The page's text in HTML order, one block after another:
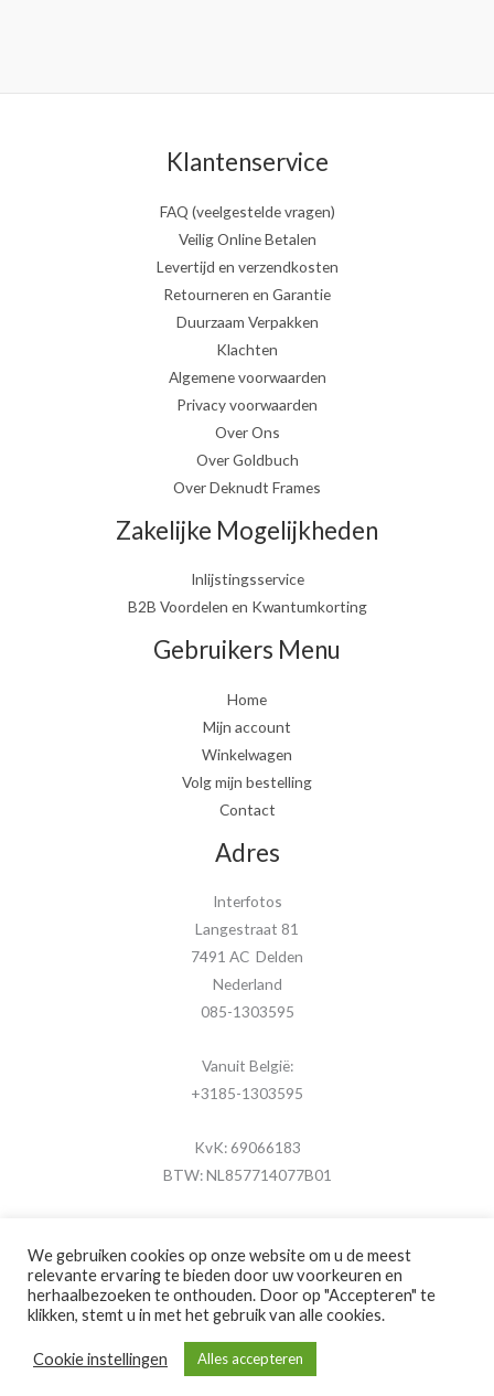
Klantenservice
FAQ (veelgestelde vragen)
Veilig Online Betalen
Levertijd en verzendkosten
Retourneren en Garantie
Duurzaam Verpakken
Klachten
Algemene voorwaarden
Privacy voorwaarden
Over Ons
Over Goldbuch
Over Deknudt Frames
Zakelijke Mogelijkheden
Inlijstingsservice
B2B Voordelen en Kwantumkorting
Gebruikers Menu
Home
Mijn account
Winkelwagen
Volg mijn bestelling
Contact
Adres
Interfotos
Langestraat 81
7491 AC Delden
Nederland
085-1303595
Vanuit België:
+3185-1303595
KvK: 69066183
BTW: NL857714077B01
Copyright © 2026 MijnFotolijstje.nl
Powered by Brouwer Digitaal
We gebruiken cookies op onze website om u de meest
relevante ervaring te bieden door uw voorkeuren en
herhaalbezoeken te onthouden. Door op "Accepteren" te
klikken, stemt u in met het gebruik van alle cookies.
Cookie instellingen Alles accepteren